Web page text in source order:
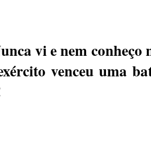
vi e nem
venceu uma